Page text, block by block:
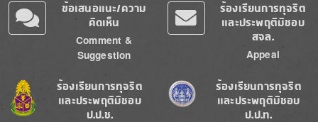
ข้อเสนอแนะ/ความ
คิดเห็น
Comment &
Suggestion
ร้องเรียนการทุจริต
และประพฤติมิชอบ
สจล.
Appeal
Image
ร้องเรียนการทุจริต
และประพฤติมิชอบ
ป.ป.ช.
Image
ร้องเรียนการทุจริต
และประพฤติมิชอบ
ป.ป.ท.